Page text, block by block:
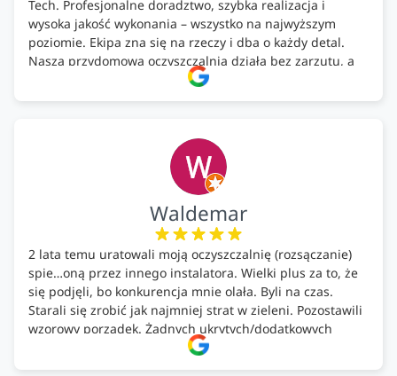
Tech. Profesjonalne doradztwo, szybka realizacja i
wysoka jakość wykonania – wszystko na najwyższym
poziomie. Ekipa zna się na rzeczy i dba o każdy detal.
Nasza przydomowa oczyszczalnia działa bez zarzutu, a
całość została wykonana zgodnie z terminem i
ustaleniami. Z czystym sumieniem polecamy Alfa Tech
ekologicznych rozwiązań!🍀
Waldemar
2 lata temu uratowali moją oczyszczalnię (rozsączanie)
spie…oną przez innego instalatora. Wielki plus za to, że
się podjęli, bo konkurencja mnie olała. Byli na czas.
Starali się zrobić jak najmniej strat w zieleni. Pozostawili
wzorowy porządek. Żadnych ukrytych/dodatkowych
kosztów. Zaskoczenie. Kontakt bardzo OK. Obsługa
pomontażowa również OK. A ich środki do oczyszczalni –